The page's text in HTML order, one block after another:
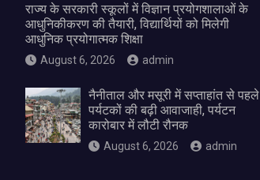
राज्य के सरकारी स्कूलों में विज्ञान प्रयोगशालाओं के
आधुनिकीकरण की तैयारी, विद्यार्थियों को मिलेगी
आधुनिक प्रयोगात्मक शिक्षा
August 6, 2026 admin
नैनीताल और मसूरी में सप्ताहांत से पहले
पर्यटकों की बढ़ी आवाजाही, पर्यटन
कारोबार में लौटी रौनक
August 6, 2026 admin